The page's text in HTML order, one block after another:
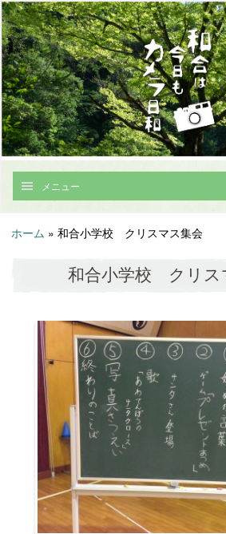
メニュー
ホーム » 和合小学校 クリスマス集会
和合小学校 クリス